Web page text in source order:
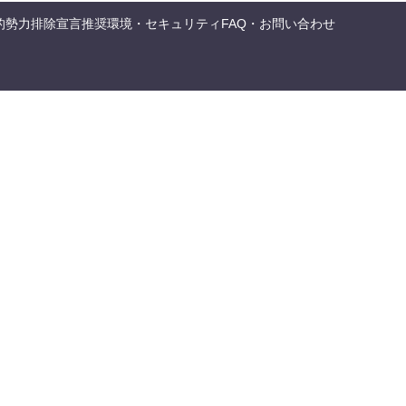
勢力排除宣言推奨環境・セキュリティ FAQ・お問い合わせ